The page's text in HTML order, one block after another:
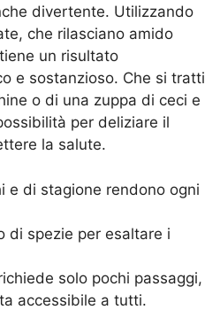
divertente. Utilizzando
che rilasciano amido
un risultato
e sostanzioso. Che si tratti
o di una zuppa di ceci e
per deliziare il
la salute.
e di stagione rendono ogni
di spezie per esaltare i
solo pochi passaggi,
accessibile a tutti.